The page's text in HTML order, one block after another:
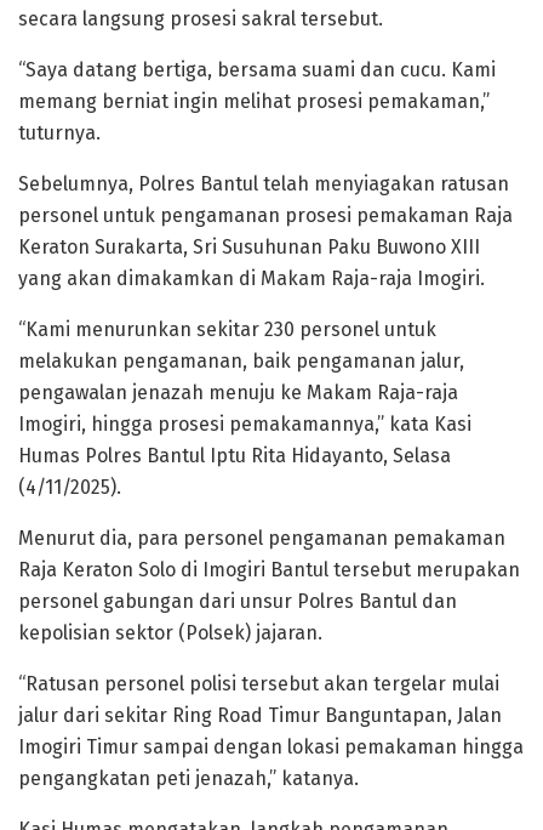
secara langsung prosesi sakral tersebut.
“Saya datang bertiga, bersama suami dan cucu. Kami
memang berniat ingin melihat prosesi pemakaman,”
tuturnya.
Sebelumnya, Polres Bantul telah menyiagakan ratusan
personel untuk pengamanan prosesi pemakaman Raja
Keraton Surakarta, Sri Susuhunan Paku Buwono XIII
yang akan dimakamkan di Makam Raja-raja Imogiri.
“Kami menurunkan sekitar 230 personel untuk
melakukan pengamanan, baik pengamanan jalur,
pengawalan jenazah menuju ke Makam Raja-raja
Imogiri, hingga prosesi pemakamannya,” kata Kasi
Humas Polres Bantul Iptu Rita Hidayanto, Selasa
(4/11/2025).
Menurut dia, para personel pengamanan pemakaman
Raja Keraton Solo di Imogiri Bantul tersebut merupakan
personel gabungan dari unsur Polres Bantul dan
kepolisian sektor (Polsek) jajaran.
“Ratusan personel polisi tersebut akan tergelar mulai
jalur dari sekitar Ring Road Timur Banguntapan, Jalan
Imogiri Timur sampai dengan lokasi pemakaman hingga
pengangkatan peti jenazah,” katanya.